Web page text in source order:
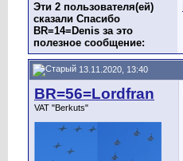
Эти 2 пользователя(ей)
сказали Спасибо
BR=14=Denis за это
полезное сообщение:
13.11.2020, 13:40
BR=56=Lordfran
VAT "Berkuts"